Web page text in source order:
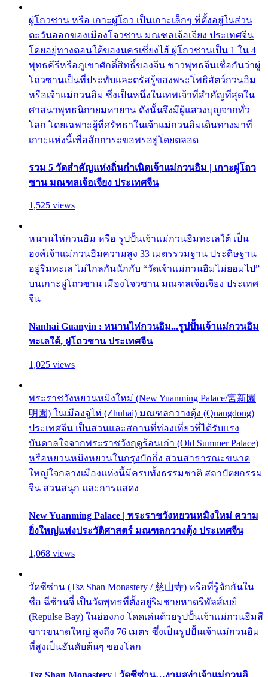
ผู่โถวซาน หรือ เกาะผู่โถว เป็นเกาะเล็กๆ ที่ตั้งอยู่ในส่วน
ตะวันออกของเมืองโจวซาน มณฑลเจ้อเจียง ประเทศจีน
โดยอยู่ทางตอนใต้ของนครเซี่ยงไฮ้ ผู่โถวซานเป็น 1 ใน 4
พุทธคีรีหรือภูเขาศักดิ์สิทธิ์ของจีน ชาวพุทธจีนเชื่อกันว่าผู่
โถวซานเป็นที่ประทับและตรัสรู้ของพระโพธิสัตว์กวนอิม
หรือเจ้าแม่กวนอิม ซึ่งเป็นหนึ่งในเทพเจ้าที่สำคัญที่สุดใน
ศาสนาพุทธนิกายมหายาน ดังนั้นจึงมีผู้แสวงบุญจากทั่ว
โลก โดยเฉพาะผู้ที่ศรัทธาในเจ้าแม่กวนอิมเดินทางมาที่
เกาะแห่งนี้เพื่อสักการะขอพรอยู่โดยตลอด
รวม 5 วัดสำคัญแห่งถิ่นกำเนิดเจ้าแม่กวนอิม | เกาะผู่โถว
ซาน มณฑลเจ้อเจียง ประเทศจีน
1,525 views
หนานไห่กวนอิม หรือ รูปปั้นเจ้าแม่กวนอิมทะเลใต้ เป็น
องค์เจ้าแม่กวนอิมความสูง 33 เมตรรวมฐาน ประดิษฐาน
อยู่ริมทะเล ไม่ไกลกันนักกับ “วัดเจ้าแม่กวนอิมไม่ยอมไป”
บนเกาะผู่โถวซาน เมืองโจวซาน มณฑลเจ้อเจียง ประเทศ
จีน
Nanhai Guanyin : หนานไห่กวนอิม...รูปปั้นเจ้าแม่กวนอิม
ทะเลใต้, ผู่โถวซาน ประเทศจีน
1,025 views
พระราชวังหยวนหมิงใหม่ (New Yuanming Palace/宮新園
明園) ในเมืองจูไห่ (Zhuhai) มณฑลกวางตุ้ง (Quangdong)
ประเทศจีน เป็นสวนและสถานที่ท่องเที่ยวที่ได้รับแรง
บันดาลใจจากพระราชวังฤดูร้อนเก่า (Old Summer Palace)
หรือหยวนหมิงหยวนในกรุงปักกิ่ง สวนสาธารณะขนาด
ใหญ่ใจกลางเมืองแห่งนี้มีครบทั้งธรรมชาติ สถาปัตยกรรม
จีน สวนสนุก และการแสดง
New Yuanming Palace | พระราชวังหยวนหมิงใหม่ ความ
ยิ่งใหญ่แห่งประวัติศาสตร์ มณฑลกวางตุ้ง ประเทศจีน
1,068 views
วัดซีซ่าน (Tsz Shan Monastery / 慈山寺) หรือที่รู้จักกันใน
ชื่อ ฉี่ซ้านจี๋ เป็นวัดพุทธที่ตั้งอยู่ริมชายหาดรีพัลส์เบย์
(Repulse Bay) ในฮ่องกง โดดเด่นด้วยรูปปั้นเจ้าแม่กวนอิมสี
ขาวขนาดใหญ่ สูงถึง 76 เมตร ซึ่งเป็นรูปปั้นเจ้าแม่กวนอิม
ที่สูงเป็นอันดับต้นๆ ของโลก
Tsz Shan Monastery | วัดซีซ่าน…งามสง่าเจ้าแม่กวนอิ